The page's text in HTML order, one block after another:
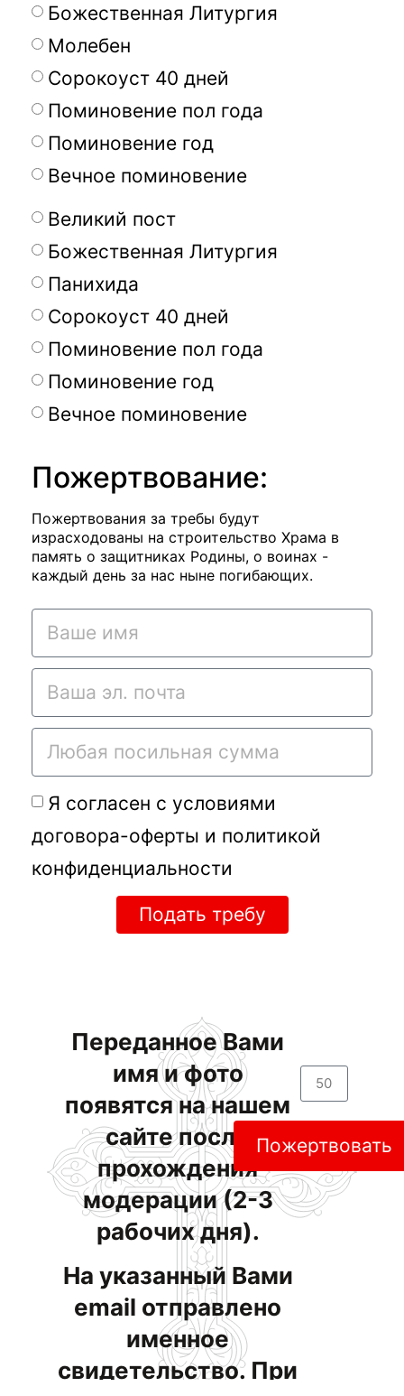
Божественная Литургия
Молебен
Сорокоуст 40 дней
Поминовение пол года
Поминовение год
Вечное поминовение
Великий пост
Божественная Литургия
Панихида
Сорокоуст 40 дней
Поминовение пол года
Поминовение год
Вечное поминовение
Пожертвование:
Пожертвования за требы будут
израсходованы на строительство Храма в
память о защитниках Родины, о воинах -
каждый день за нас ныне погибающих.
Я согласен с условиями
договора-оферты и политикой
конфиденциальности
Подать требу
Переданное Вами
имя и фото
появятся на нашем
сайте после
прохождения
модерации (2-3
рабочих дня).
На указанный Вами
email отправлено
именное
свидетельство. При
Пожертвовать